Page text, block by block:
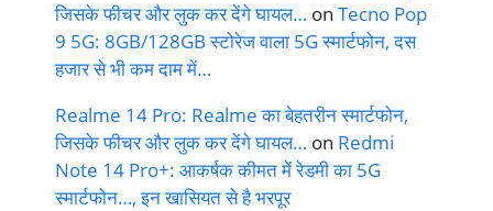
जिसके फीचर और लुक कर देंगे घायल… on Tecno Pop
9 5G: 8GB/128GB स्टोरेज वाला 5G स्मार्टफोन, दस
हजार से भी कम दाम में…
Realme 14 Pro: Realme का बेहतरीन स्मार्टफोन,
जिसके फीचर और लुक कर देंगे घायल… on Redmi
Note 14 Pro+: आकर्षक कीमत में रेडमी का 5G
स्मार्टफोन…, इन खासियत से है भरपूर